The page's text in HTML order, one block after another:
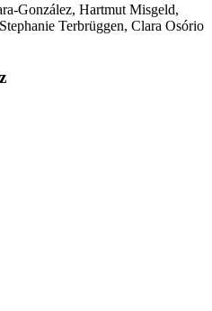
González, Hartmut Misgeld,
Terbrüggen, Clara Osório